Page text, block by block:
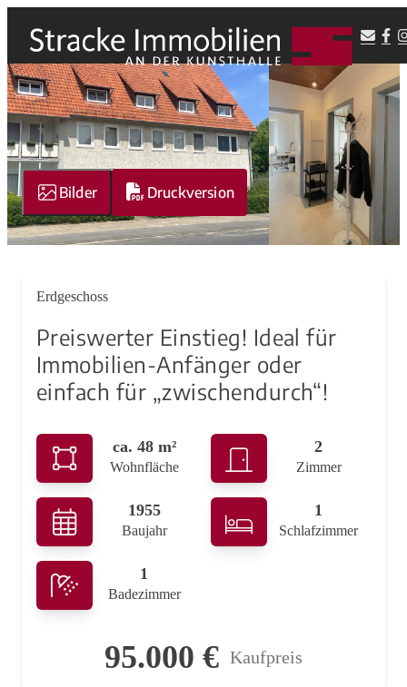
Bilder Druckversion
Erdgeschoss
Preiswerter Einstieg! Ideal für
Immobilien-Anfänger oder
einfach für „zwischendurch“!
ca. 48 m²
Wohnfläche
2
Zimmer
1955
Baujahr
1
Schlafzimmer
1
Badezimmer
95.000 € Kaufpreis